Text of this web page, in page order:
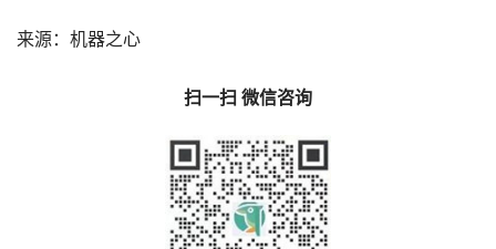
来源：机器之心
扫一扫 微信咨询